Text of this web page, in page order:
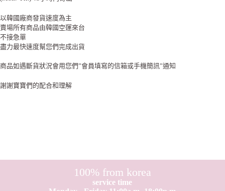
以韓國廠商發貨速度為主
賣場所有商品由韓國空運來台
不接急單
盡力最快速度幫您們完成出貨
商品如遇斷貨狀況會用您們”會員填寫的信箱或手機簡訊”通知
謝謝寶寶們的配合和理解
100% from korea
service time